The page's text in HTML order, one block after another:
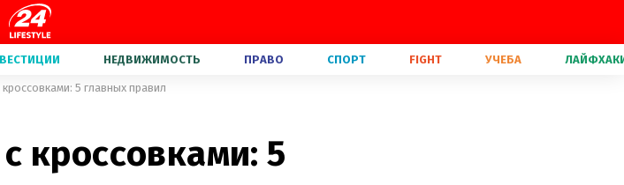
НЕДВИЖИМОСТЬ ПРАВО СПОРТ FIGHT УЧЕБА
5 главных правил
кроссовками: 5